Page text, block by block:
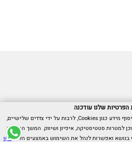
הפרטיות שלנו עודכנה
באתר זה נעשה שימוש בטכנולוגיות איסוף מידע כגון Cookies, לרבות על ידי צדדים שלישיים,
למטרות סטטיסטיקה, איפיון ושיווק. המשך הגלישה
בנושא ואפשרות לנהל את השימוש באמצעים הללו,ראו